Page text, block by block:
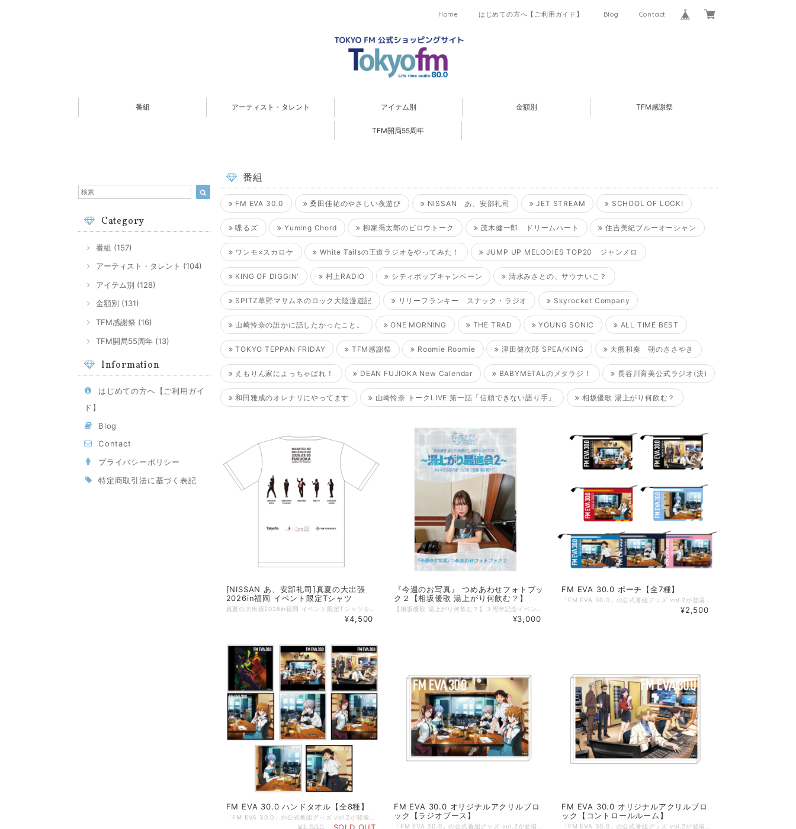
Home はじめての方へ【ご利用ガイド】 Blog Contact
番組 アーティスト・タレント アイテム別 金額別 TFM感謝祭
TFM開局55周年
Category
番組 (157)
アーティスト・タレント (104)
アイテム別 (128)
金額別 (131)
TFM感謝祭 (16)
TFM開局55周年 (13)
Information
はじめての方へ【ご利用ガイ
ド】
Blog
Contact
プライバシーポリシー
特定商取引法に基づく表記
番組
FM EVA 30.0 桑田佳祐のやさしい夜遊び NISSAN あ、安部礼司 JET STREAM SCHOOL OF LOCK!
喋るズ Yuming Chord 柳家喬太郎のピロウトーク 茂木健一郎 ドリームハート 住吉美紀ブルーオーシャン
ワンモ×スカロケ White Tailsの王道ラジオをやってみた！ JUMP UP MELODIES TOP20 ジャンメロ
KING OF DIGGIN' 村上RADIO シティポップキャンペーン 清水みさとの、サウナいこ？
SPITZ草野マサムネのロック大陸漫遊記 リリーフランキー スナック・ラジオ Skyrocket Company
山崎怜奈の誰かに話したかったこと。 ONE MORNING THE TRAD YOUNG SONIC ALL TIME BEST
TOKYO TEPPAN FRIDAY TFM感謝祭 Roomie Roomie 津田健次郎 SPEA/KING 大熊和奏 朝のささやき
えもりん家によっちゃばれ！ DEAN FUJIOKA New Calendar BABYMETALのメタラジ！ 長谷川育美公式ラジオ(決)
和田雅成のオレナリにやってます 山崎怜奈 トークLIVE 第一話「信頼できない語り手」 相坂優歌 湯上がり何飲む？
[NISSAN あ、安部礼司]真夏の大出張
2026in福岡 イベント限定Tシャツ
¥4,500
『今週のお写真』 つめあわせフォトブッ
ク２【相坂優歌 湯上がり何飲む？】
¥3,000
FM EVA 30.0 ポーチ【全7種】
¥2,500
FM EVA 30.0 ハンドタオル【全8種】
¥1,500 SOLD OUT
FM EVA 30.0 オリジナルアクリルブロ
ック【ラジオブース】
FM EVA 30.0 オリジナルアクリルブロ
ック【コントロールルーム】